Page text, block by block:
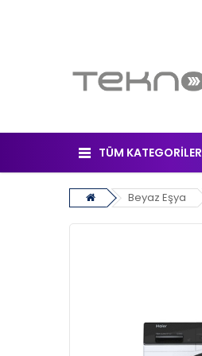
TÜM KATEGORİLER
Beyaz Eşya